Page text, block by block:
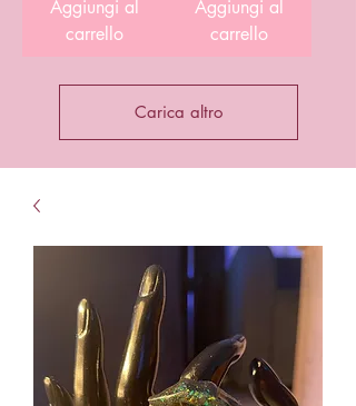
Aggiungi al
carrello
Aggiungi al
carrello
Carica altro